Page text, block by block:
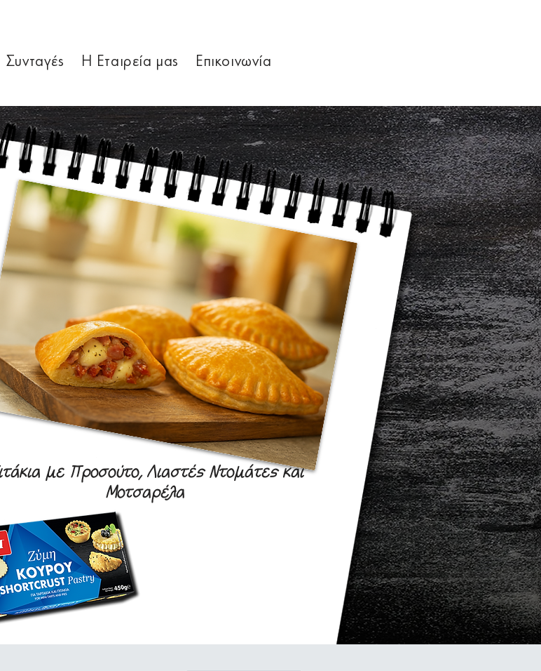
Συνταγές Η Εταιρεία μας Επικοινωνία
με Προσούτο, Λιαστές Ντομάτες και
Μοτσαρέλα